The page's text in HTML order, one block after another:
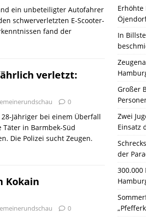
ein unbeteiligter Autofahrer
schwerverletzten E-Scooter-
fand der
verletzt:
0
Jähriger bei einem Überfall
in Barmbek-Süd
Die Polizei sucht Zeugen.
Kokain
0
Erhöhte
In
Großer
Zwei
Einsatz
der
300.000